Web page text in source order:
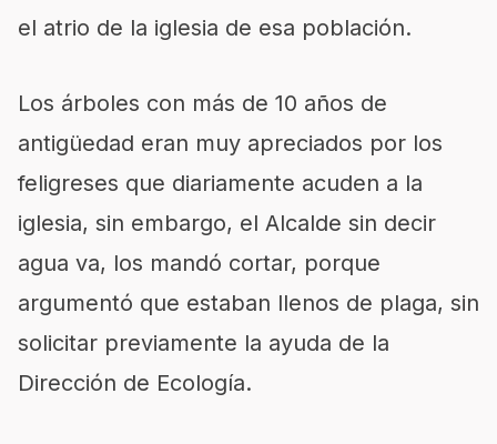
el atrio de la iglesia de esa población.
Los árboles con más de 10 años de
antigüedad eran muy apreciados por los
feligreses que diariamente acuden a la
iglesia, sin embargo, el Alcalde sin decir
agua va, los mandó cortar, porque
argumentó que estaban llenos de plaga, sin
solicitar previamente la ayuda de la
Dirección de Ecología.